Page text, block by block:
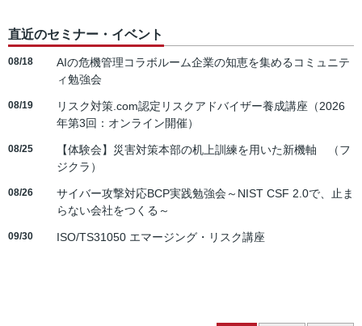
直近のセミナー・イベント
08/18
AIの危機管理コラボルーム企業の知恵を集めるコミュニテ
ィ勉強会
08/19
リスク対策.com認定リスクアドバイザー養成講座（2026
年第3回：オンライン開催）
08/25
【体験会】災害対策本部の机上訓練を用いた新機軸 （フ
ジクラ）
08/26
サイバー攻撃対応BCP実践勉強会～NIST CSF 2.0で、止ま
らない会社をつくる～
09/30 ISO/TS31050 エマージング・リスク講座